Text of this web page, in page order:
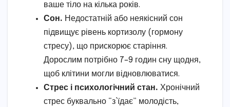
ваше тіло на кілька років.
Сон. Недостатній або неякісний сон
підвищує рівень кортизолу (гормону
стресу), що прискорює старіння.
Дорослим потрібно 7–9 годин сну щодня,
щоб клітини могли відновлюватися.
Стрес і психологічний стан. Хронічний
стрес буквально “з’їдає” молодість,